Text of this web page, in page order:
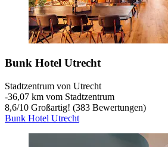
Bunk Hotel Utrecht
Stadtzentrum von Utrecht
‐36,07 km vom Stadtzentrum
8,6/10 Großartig! (383 Bewertungen)
Bunk Hotel Utrecht